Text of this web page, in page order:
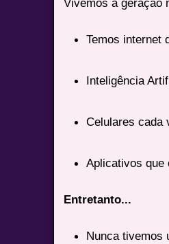
Vivemos a geração
Temos internet
Inteligência
Celulares cada
Aplicativos que
Entretanto...
Nunca tivemos